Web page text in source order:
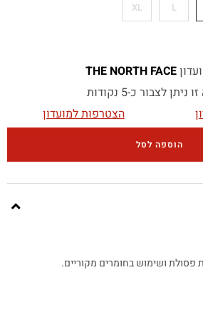
L
XL
THE NORTH FACE
ניתן לצבור כ-5 נקודות
הצטרפות למועדון
הוספה לסל
פסולת ושימוש בחומרים מקוריים.